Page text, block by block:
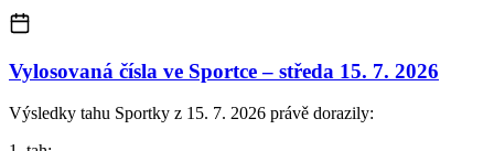
Vylosovaná čísla ve Sportce – středa 15. 7. 2026
Výsledky tahu Sportky z 15. 7. 2026 právě dorazily: